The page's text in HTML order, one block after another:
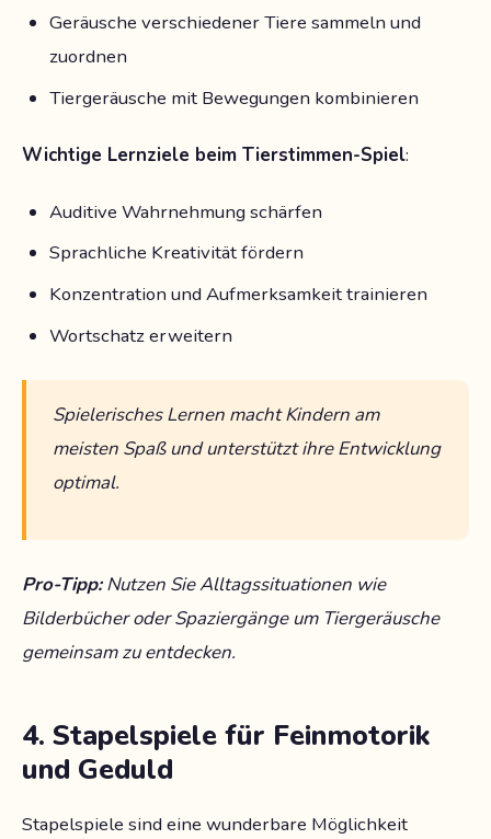
Geräusche verschiedener Tiere sammeln und
zuordnen
Tiergeräusche mit Bewegungen kombinieren
Wichtige Lernziele beim Tierstimmen-Spiel:
Auditive Wahrnehmung schärfen
Sprachliche Kreativität fördern
Konzentration und Aufmerksamkeit trainieren
Wortschatz erweitern
Spielerisches Lernen macht Kindern am
meisten Spaß und unterstützt ihre Entwicklung
optimal.
Pro-Tipp: Nutzen Sie Alltagssituationen wie
Bilderbücher oder Spaziergänge um Tiergeräusche
gemeinsam zu entdecken.
4. Stapelspiele für Feinmotorik
und Geduld
Stapelspiele sind eine wunderbare Möglichkeit